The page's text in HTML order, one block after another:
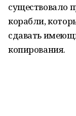
существовало
корабли,
сдавать
копирования.